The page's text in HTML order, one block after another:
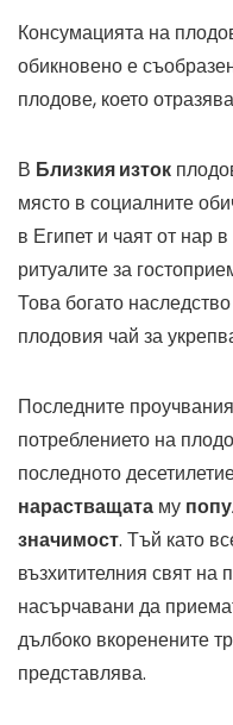
Консумацията на
обикновено е
плодове, което
В Близкия изток
място в социалните
в Египет и чаят от нар
ритуалите за
Това богато
плодовия чай за
Последните
потреблението на
последното
нарастващата му
значимост. Тъй като
възхитителния свят на
насърчавани да
дълбоко вкоренените
представлява.